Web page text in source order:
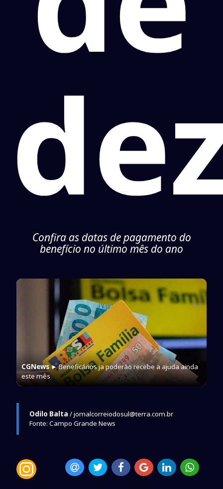
Confira as datas de pagamento do
benefício no último mês do ano
CGNews► Beneficários ja poderão recebe a ajuda ainda
este mês
Odilo Balta / jornalcorreiodosul@terra.com.br
Fonte: Campo Grande News